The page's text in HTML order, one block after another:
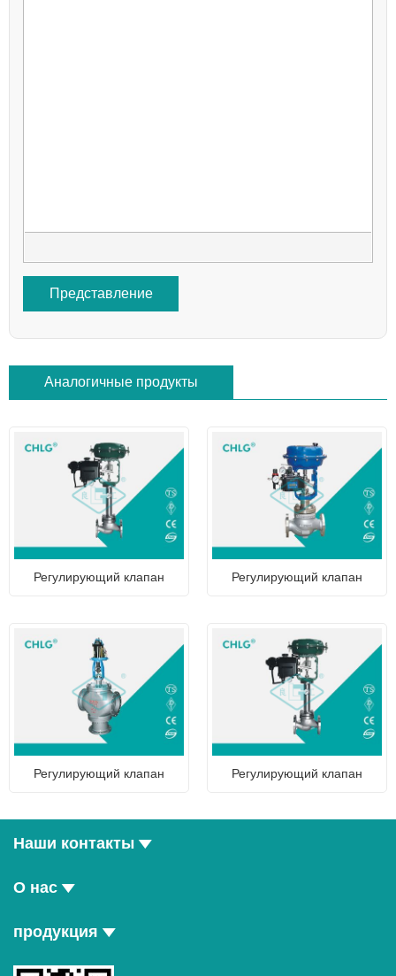
Представление
Аналогичные продукты
Регулирующий клапан Регулирующий клапан
Регулирующий клапан Регулирующий клапан
Наши контакты
О нас
продукция